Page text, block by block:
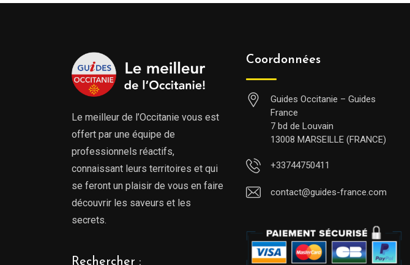
Le meilleur de l’Occitanie vous est
offert par une équipe de
professionnels réactifs,
connaissant leurs territoires et qui
se feront un plaisir de vous en faire
découvrir les saveurs et les
secrets.
Rechercher :
Coordonnées
Guides Occitanie – Guides
France
7 bd de Louvain
13008 MARSEILLE (FRANCE)
+33744750411
contact@guides-france.com